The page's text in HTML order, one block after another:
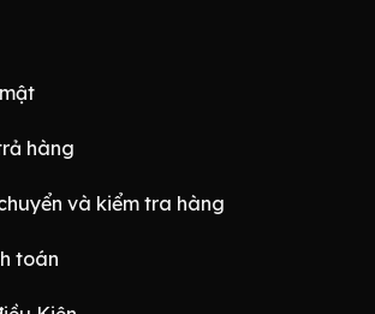
hàng
và kiểm tra hàng
toán